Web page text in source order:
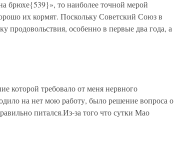
брюхе{539}», то наиболее точной мерой
их кормят. Поскольку Советский Союз в
продовольствия, особенно в первые два года, а
которой требовало от меня нервного
на нет мою работу, было решение вопроса о
питался.Из-за того что сутки Мао